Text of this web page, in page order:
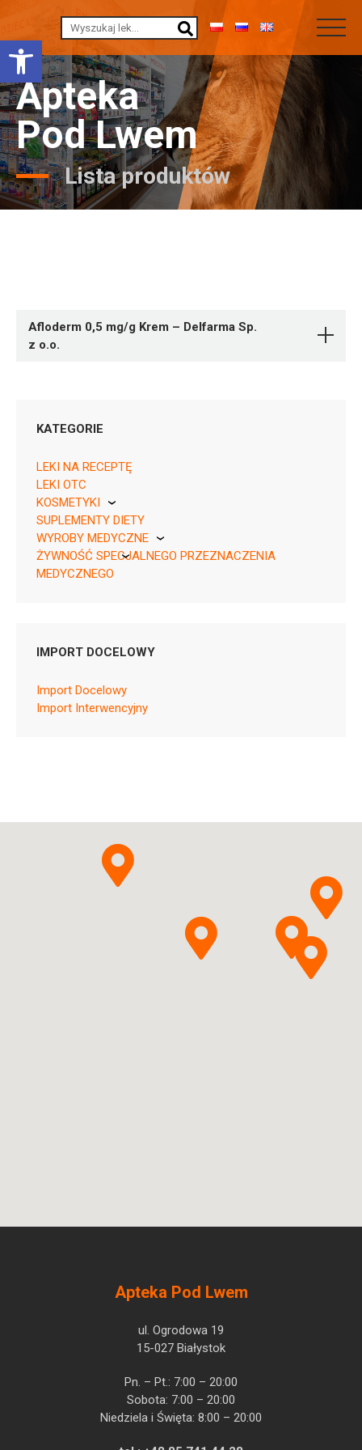
Otwórz pasek narzędzi
Apteka
Pod Lwem
Lista produktów
Afloderm 0,5 mg/g Krem – Delfarma Sp.
z o.o.
05909991528133 ¦ Rp ¦ 152614
1 tuba 20 g
D07AB10
KATEGORIE
LEKI NA RECEPTĘ
LEKI OTC
KOSMETYKI
Pierre Fabre
SUPLEMENTY DIETY
WYROBY MEDYCZNE
KikGel
ŻYWNOŚĆ SPECJALNEGO PRZEZNACZENIA
MEDYCZNEGO
IMPORT DOCELOWY
Import Docelowy
Import Interwencyjny
Apteka Pod Lwem
ul. Ogrodowa 19
15-027 Białystok
Pn. – Pt.: 7:00 – 20:00
Sobota: 7:00 – 20:00
Niedziela i Święta: 8:00 – 20:00